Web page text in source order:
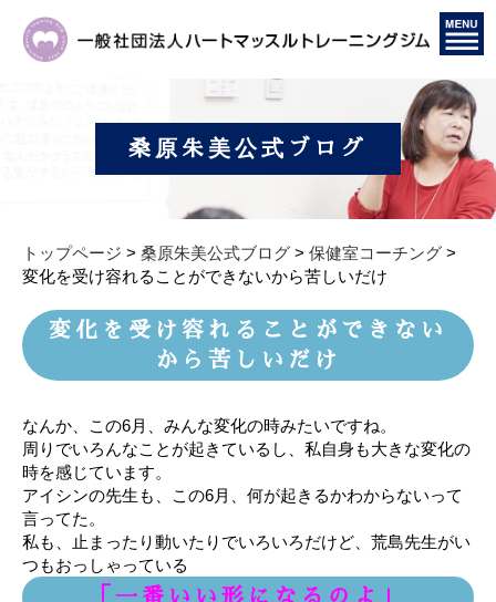
桑原朱美公式ブログ
トップページ > 桑原朱美公式ブログ > 保健室コーチング >
変化を受け容れることができないから苦しいだけ
変化を受け容れることができない
から苦しいだけ
なんか、この6月、みんな変化の時みたいですね。
周りでいろんなことが起きているし、 私自身も大きな変化の
時を感じています。
アイシンの先生も、この6月、何が起きるかわからないって
言ってた。
私も、止まったり動いたりでいろいろだけど、荒島先生がい
つもおっしゃっている
「一番いい形になるのよ」